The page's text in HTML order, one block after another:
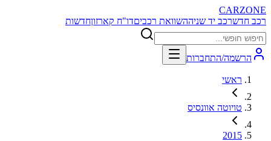
CARZONE
רכב חדשרכב יד שניההשוואת רכביםדו"ח קארזוןחדשות
הרשמה/התחברות
ראשי
טויוטה אוונסיס
2015